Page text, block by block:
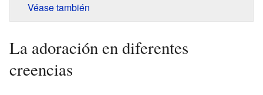
Véase también
La adoración en diferentes
creencias